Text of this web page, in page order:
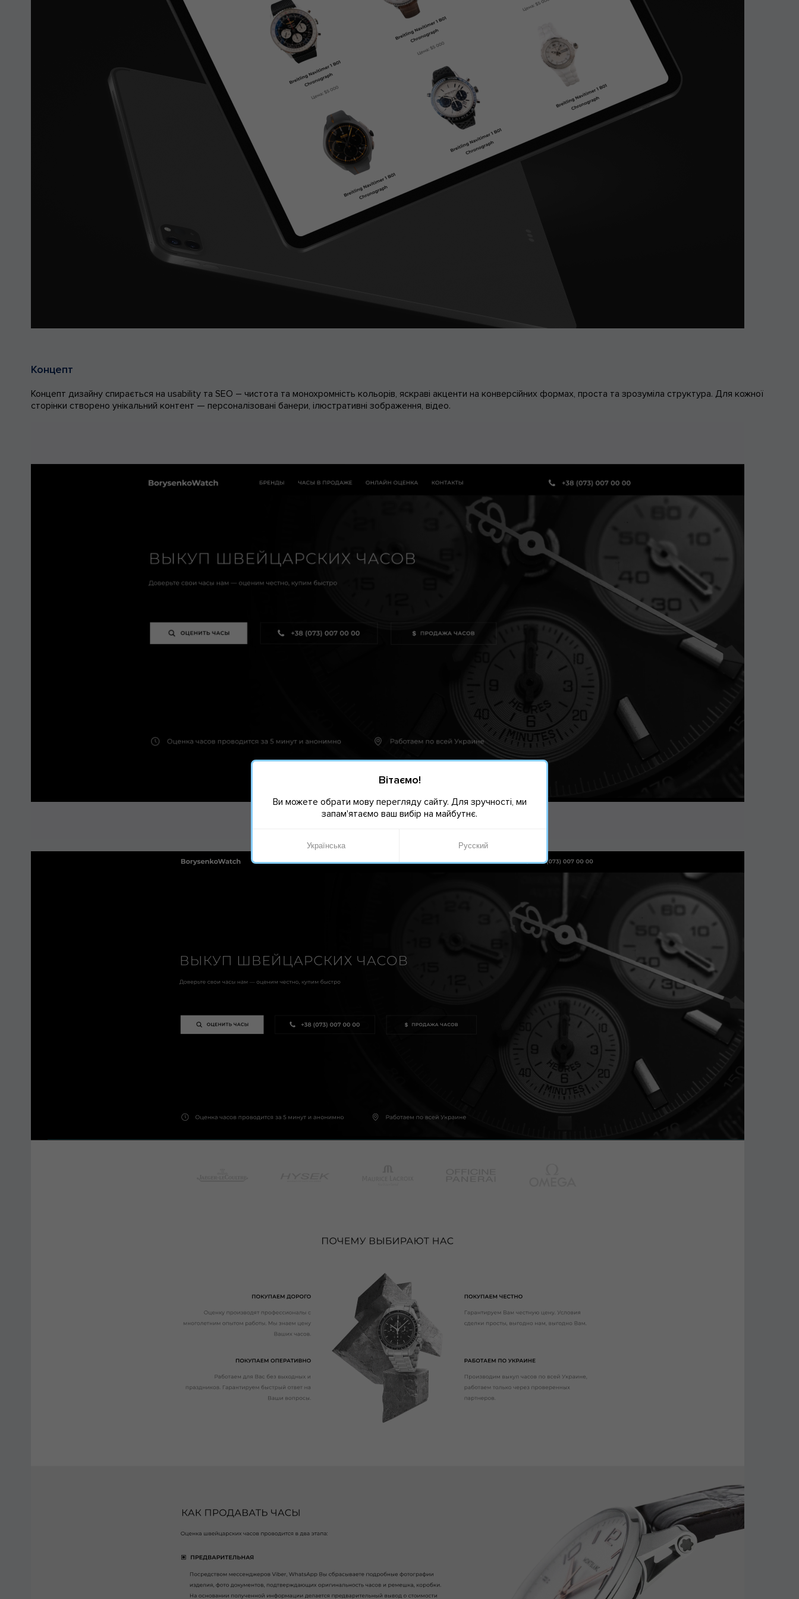
Концепт
Концепт дизайну спирається на usability та SEO – чистота та монохромність кольорів, яскраві акценти на конверсійних формах, проста та зрозуміла структура. Для кожної
сторінки створено унікальний контент — персоналізовані банери, ілюстративні зображення, відео.
Вітаємо!
Ви можете обрати мову перегляду сайту. Для зручності, ми
запам'ятаємо ваш вибір на майбутнє.
Українська Русский